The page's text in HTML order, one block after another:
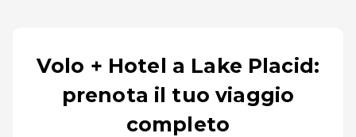
Volo + Hotel a Lake Placid:
prenota il tuo viaggio
completo